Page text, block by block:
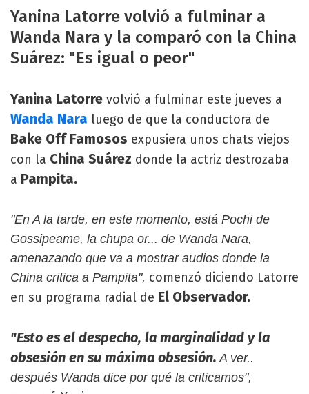
Yanina Latorre volvió a fulminar a
Wanda Nara y la comparó con la China
Suárez: "Es igual o peor"
Yanina Latorre volvió a fulminar este jueves a
Wanda Nara luego de que la conductora de
Bake Off Famosos expusiera unos chats viejos
con la China Suárez donde la actriz destrozaba
a Pampita.
"En A la tarde, en este momento, está Pochi de
Gossipeame, la chupa or... de Wanda Nara,
amenazando que va a mostrar audios donde la
China critica a Pampita", comenzó diciendo Latorre
en su programa radial de El Observador.
"Esto es el despecho, la marginalidad y la
obsesión en su máxima obsesión. A ver..
después Wanda dice por qué la criticamos",